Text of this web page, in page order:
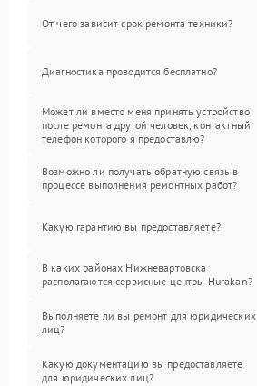
От чего зависит срок ремонта техники?
Диагностика проводится бесплатно?
Может ли вместо меня принять устройство
после ремонта другой человек, контактный
телефон которого я предоставлю?
Возможно ли получать обратную связь в
процессе выполнения ремонтных работ?
Какую гарантию вы предоставляете?
В каких районах Нижневартовска
располагаются сервисные центры Hurakan?
Выполняете ли вы ремонт для юридических
лиц?
Какую документацию вы предоставляете
для юридических лиц?